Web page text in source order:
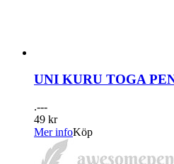
UNI KURU TOGA
.---
49 kr
Mer infoKöp